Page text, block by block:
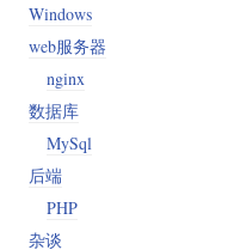
Windows
web服务器
nginx
数据库
MySql
后端
PHP
杂谈